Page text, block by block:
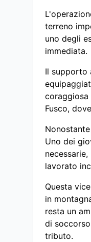
terreno
uno degli
immediata.
Il supporto
coraggiosa
Fusco,
Uno dei
lavorato
Questa
in
resta un
di
tributo.